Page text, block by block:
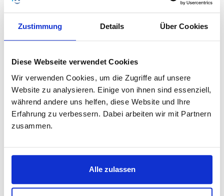
Zustimmung Details Über Cookies
Diese Webseite verwendet Cookies
Wir verwenden Cookies, um die Zugriffe auf unsere
Website zu analysieren. Einige von ihnen sind essenziell,
während andere uns helfen, diese Website und Ihre
Erfahrung zu verbessern. Dabei arbeiten wir mit Partnern
zusammen.
Alle zulassen
Nun gilt es zu überlegen, mit welcher Methode die
Fragestellung bearbeitet bzw. das Thema analysiert
werden kann. Während es ab der Bachelorarbeit
unabdingbar ist, die Methode offenzulegen, kann man
lassen. Wenn man die Hausarbeit jedoch als Übungsfeld
für Abschlussarbeiten betrachtet, dann sind
methodische Vorüberlegungen auf jeden Fall
anzuraten.